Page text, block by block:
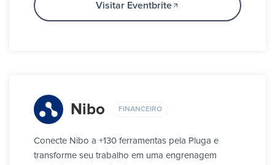
Visitar Eventbrite
Nibo FINANCEIRO
Conecte Nibo a +130 ferramentas pela Pluga e
transforme seu trabalho em uma engrenagem